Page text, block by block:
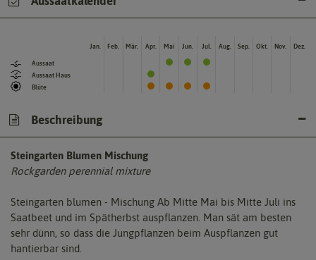
Aussaat
Aussaat Haus
Blüte
Jan. Feb. Mär. Apr. Mai Jun. Jul. Aug. Sep. Okt. Nov. Dez.
Beschreibung
Steingarten Blumen Mischung
Rockgarden perennial mixture
Steingarten blumen - Mischung Ab Mitte Mai bis Mitte Juli ins
Saatbeet und im Spätherbst auspflanzen. Man sät am besten
sehr dünn, so dass die Jungpflanzen beim Auspflanzen gut
hantierbar sind.